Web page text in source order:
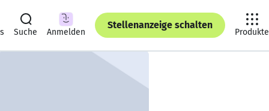
Suche Anmelden
Stellenanzeige schalten
Produkte